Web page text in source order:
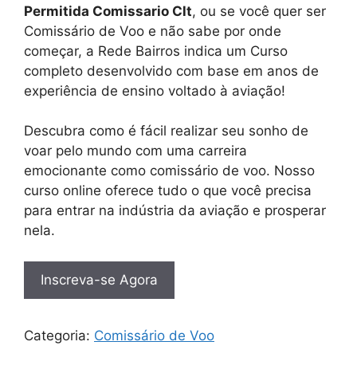
Permitida Comissario Clt, ou se você quer ser
Comissário de Voo e não sabe por onde
começar, a Rede Bairros indica um Curso
completo desenvolvido com base em anos de
experiência de ensino voltado à aviação!
Descubra como é fácil realizar seu sonho de
voar pelo mundo com uma carreira
emocionante como comissário de voo. Nosso
curso online oferece tudo o que você precisa
para entrar na indústria da aviação e prosperar
nela.
Inscreva-se Agora
Categoria: Comissário de Voo